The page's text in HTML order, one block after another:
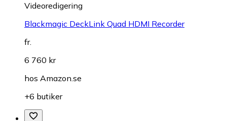
Videoredigering
Blackmagic DeckLink Quad HDMI Recorder
fr.
6 760 kr
hos Amazon.se
+6 butiker